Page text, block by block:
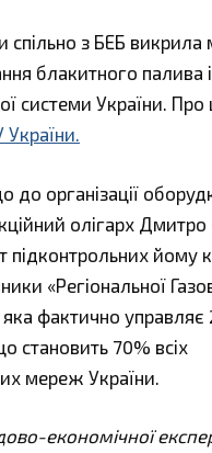
спільно з БЕБ
блакитного палива
системи України. Про
України.
до організації
олігарх Дмитро
йому
«Регіональної
яка фактично управляє
становить 70% всіх
мереж України.
економічної